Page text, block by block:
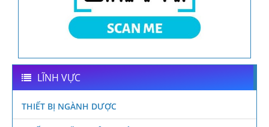
LĨNH VỰC
THIẾT BỊ NGÀNH DƯỢC